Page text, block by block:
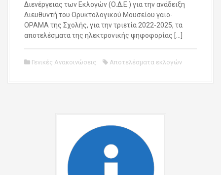
Διενέργειας των Εκλογών (Ο.Δ.Ε.) για την ανάδειξη
Διευθυντή του Ορυκτολογικού Μουσείου γαιο-
ΟΡΑΜΑ της Σχολής, για την τριετία 2022-2025, τα
αποτελέσματα της ηλεκτρονικής ψηφοφορίας […]
Γενικές Ανακοινώσεις Αποτελέσματα εκλογών